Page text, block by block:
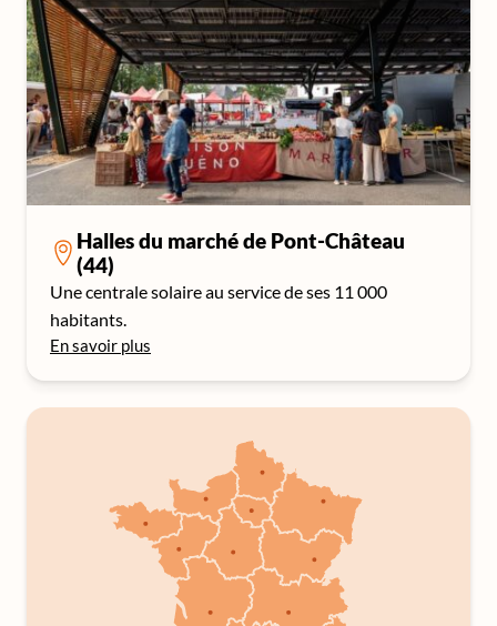
Halles du marché de Pont-Château
(44)
Une centrale solaire au service de ses 11 000
habitants.
En savoir plus